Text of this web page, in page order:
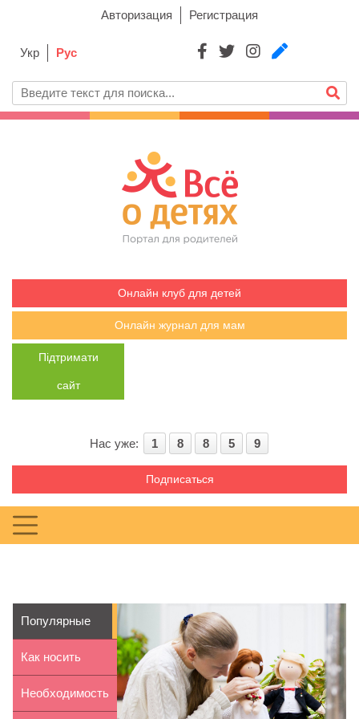
Авторизация Регистрация
Укр Рус
Онлайн клуб для детей
Онлайн журнал для мам
Підтримати
сайт
Нас уже: 1 8 8 5 9
Подписаться
Популярные
куклы ручной
работы
Как носить
украшения из
Необходимость